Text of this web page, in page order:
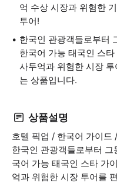
억 수상 시장과 위험한
투어!
한국인 관광객들로부터
한국어 가능 태국인 스
사두억과 위험한 시장
는 상품입니다.
상품설명
호텔 픽업 / 한국어 가이드
한국인 관광객들로부터
국어 가능 태국인 스타 가
억과 위험한 시장 투어를